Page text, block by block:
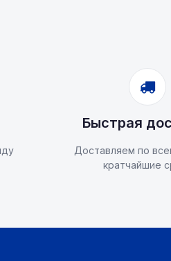
Быстрая
Доставляем по
кратчайшие